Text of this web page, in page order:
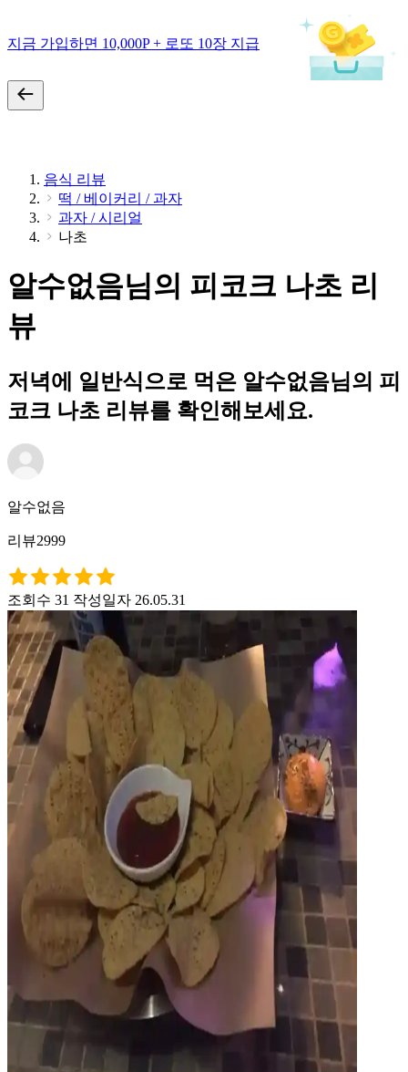
지금 가입하면 10,000P + 로또 10장 지급
음식 리뷰
떡 / 베이커리 / 과자
과자 / 시리얼
나초
알수없음님의 피코크 나초 리
뷰
저녁에 일반식으로 먹은 알수없음님의 피
코크 나초 리뷰를 확인해보세요.
알수없음
리뷰2999
조회수 31 작성일자 26.05.31